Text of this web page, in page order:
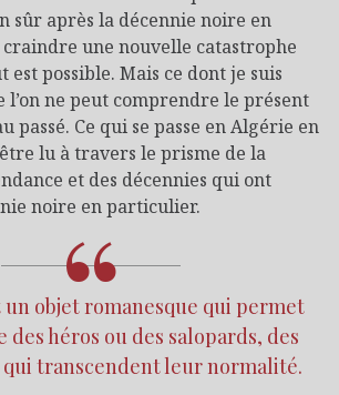
sûr après la décennie noire en
une nouvelle catastrophe
est possible. Mais ce dont je suis
l’on ne peut comprendre le présent
passé. Ce qui se passe en Algérie en
lu à travers le prisme de la
et des décennies qui ont
noire en particulier.
objet romanesque qui permet
héros ou des salopards, des
qui transcendent leur normalité.